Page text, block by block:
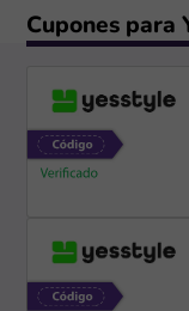
Cupones para